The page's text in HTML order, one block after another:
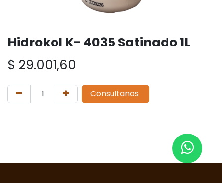
Hidrokol K- 4035 Satinado 1L
$ 29.001,60
Consultanos